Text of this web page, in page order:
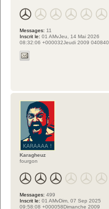
Messages: 11
Inscrit le: 01 AMvJeu, 14 Mai 2026
08:32:06 +000032Jeudi 2009 040840
Karagheuz
fourgon
Messages: 499
Inscrit le: 01 AMvDim, 07 Sep 2025
09:58:08 +000058Dimanche 2009